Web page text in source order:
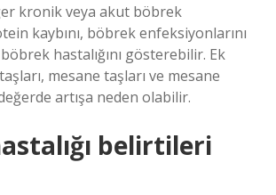
kronik veya akut böbrek
kaybını, böbrek enfeksiyonlarını
hastalığını gösterebilir. Ek
mesane taşları ve mesane
artışa neden olabilir.
belirtileri